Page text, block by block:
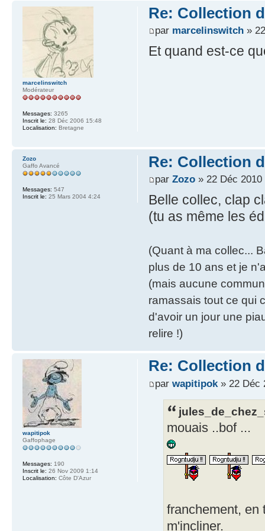
Re: Collection
par marcelinswitch»
Et quand est-ce
marcelinswitch
Modérateur
Messages: 3265
Inscrit le: 28 Déc 2006 15:48
Localisation: Bretagne
Re: Collection
par Zozo» 22 Déc 2010
Belle collec, clap
(tu as même les
(Quant à ma collec...
plus de 10 ans et je
(mais aucune
ramassais tout ce qui
d'avoir un jour une
relire !)
Zozo
Gaffo Avancé
Messages: 547
Inscrit le: 25 Mars 2004 4:24
Re: Collection
par wapitipok» 22 Déc
mouais ..bof ...
franchement, en
m'incliner.
wapitipok
Gaffophage
Messages: 190
Inscrit le: 26 Nov 2009 1:14
Localisation: Côte D'Azur